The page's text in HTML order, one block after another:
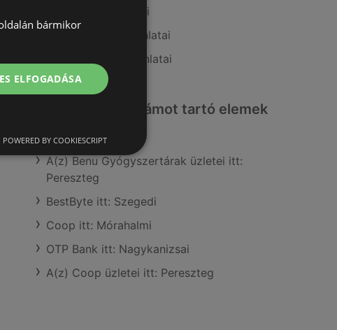
A(z) Príma ajánlatai
A(z) AlphaZoo ajánlatai
A(z) Ecofamily ajánlatai
Érdeklődésre számot tartó elemek
A(z) Benu Gyógyszertárak üzletei itt:
Pereszteg
BestByte itt: Szegedi
Coop itt: Mórahalmi
OTP Bank itt: Nagykanizsai
A(z) Coop üzletei itt: Pereszteg
bármikor
ELFOGADÁSA
POWERED BY COOKIESCRIPT